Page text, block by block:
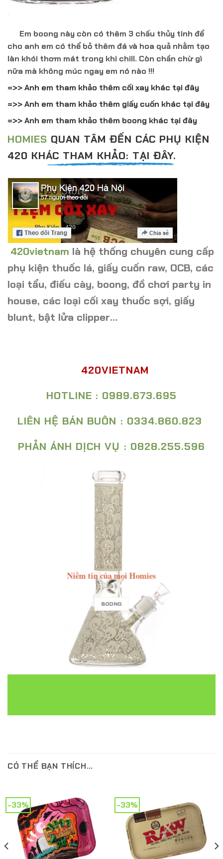
Em boong này còn có thêm 3 chấu thủy tinh để
cho anh em có thể bỏ thêm đá và hoa quả nhằm tạo
làn khói thơm mát trong khi chill. Còn chần chừ gì
nữa mà không múc ngay em nó nào !!!
=>> Anh em tham khảo thêm cối xay khác tại đây
=>> Anh em tham khảo thêm giấy cuốn khác tại đây
=>> Anh em tham khảo thêm boong khác tại đây
HOMIES QUAN TÂM ĐẾN CÁC PHỤ KIỆN
420 KHÁC THAM KHẢO: TẠI ĐÂY.
420vietnam là hệ thống chuyên cung cấp
phụ kiện thuốc lá, giấy cuốn raw, OCB, các
loại tẩu, điếu cày, boong, đồ chơi party in
house, các loại cối xay thuốc sợi, giấy
blunt, bật lửa clipper…
420VIETNAM
HOTLINE : 0989.673.695
LIÊN HỆ BÁN BUÔN : 0334.860.823
PHẢN ÁNH DỊCH VỤ : 0828.255.596
Niềm tin của mọi Homies
BOONG
CÓ THỂ BẠN THÍCH…
-33% -33%